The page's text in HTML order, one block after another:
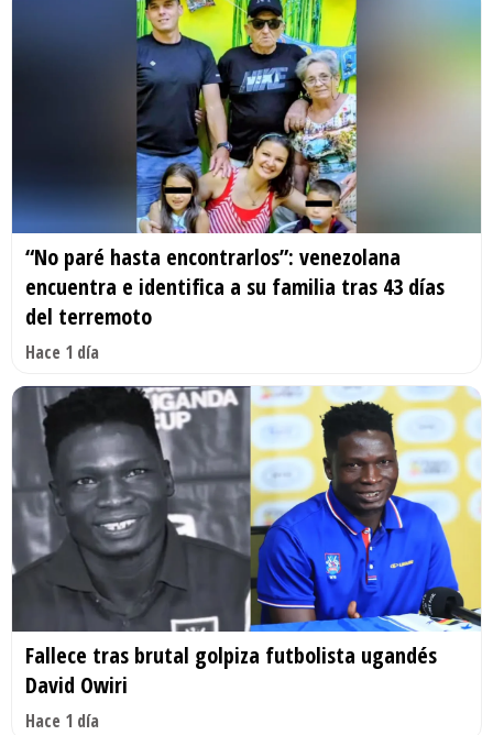
“No paré hasta encontrarlos”: venezolana
encuentra e identifica a su familia tras 43 días
del terremoto
Hace 1 día
Fallece tras brutal golpiza futbolista ugandés
David Owiri
Hace 1 día